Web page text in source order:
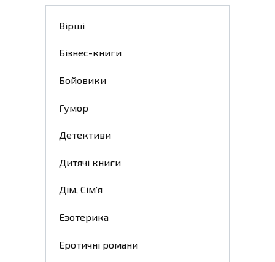
Вірші
Бізнес-книги
Бойовики
Гумор
Детективи
Дитячі книги
Дім, Сім’я
Езотерика
Еротичні романи